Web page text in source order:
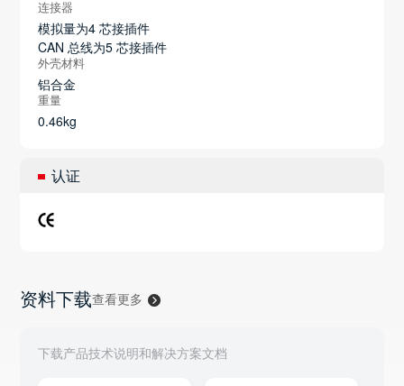
连接器
模拟量为4 芯接插件
CAN 总线为5 芯接插件
外壳材料
铝合金
重量
0.46kg
认证
资料下载查看更多
下载产品技术说明和解决方案文档